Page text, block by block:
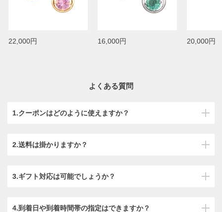
22,000円 16,000円 20,000円
よくある質問
1.クーポンはどのように使えますか？
2.送料は掛かりますか？
3.ギフト対応は可能でしょうか？
4.到着日や到着時間帯の指定はできますか？